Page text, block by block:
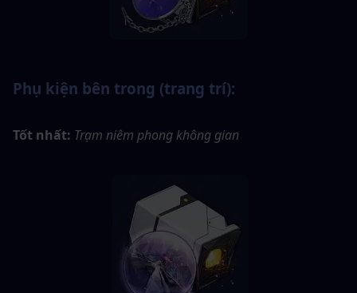
Phụ kiện bên trong (trang trí):
Tốt nhất: Trạm niêm phong không gian